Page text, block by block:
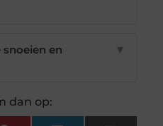
en
▼
dan op: